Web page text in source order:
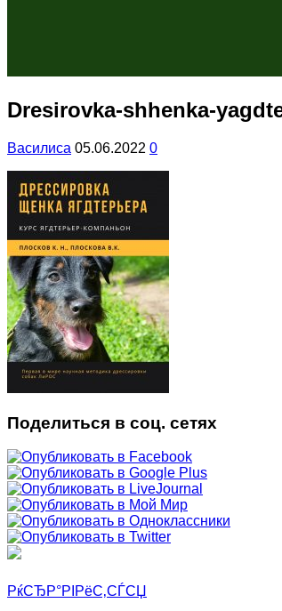
Dresirovka-shhenka-
Василиса 05.06.2022 0
Поделиться в соц. сетях
РќСЂР°РІРёС‚СЃСЏ